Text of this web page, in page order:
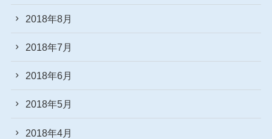
2018年8月
2018年7月
2018年6月
2018年5月
2018年4月